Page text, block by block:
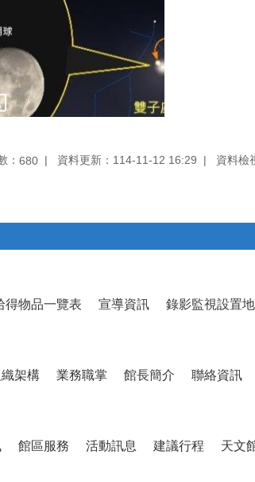
： 680 資料更新：114-11-12 16:29 資料檢
得物品一覽表 宣導資訊 錄影監視設置
架構 業務職掌 館長簡介 聯絡資訊
館區服務 活動訊息 建議行程 天文